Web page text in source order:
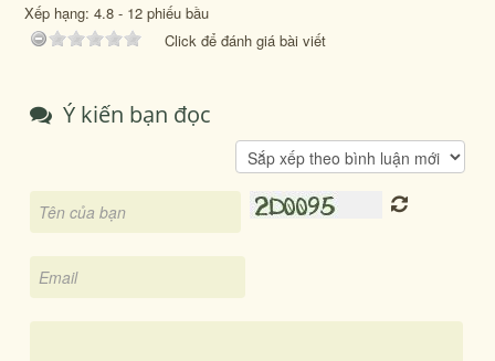
Xếp hạng:4.8 - 12 phiếu bầu
Click để đánh giá bài viết
Ý kiến bạn đọc